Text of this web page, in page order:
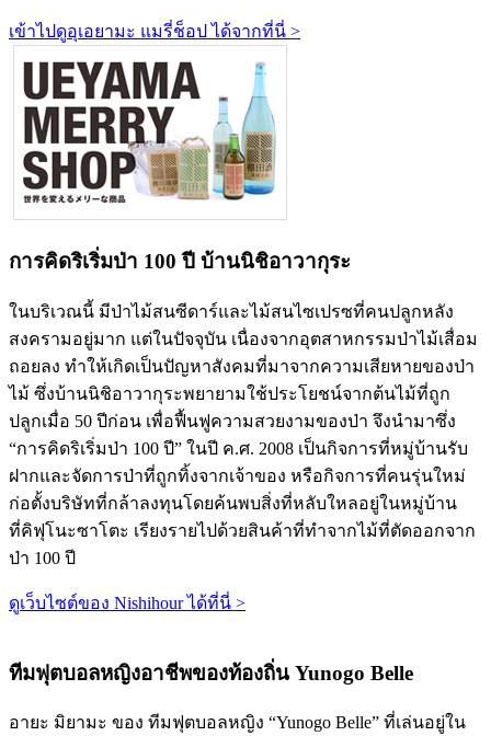
เข้าไปดูอุเอยามะ แมรี่ช็อป ได้จากที่นี่ >
การคิดริเริ่มป่า 100 ปี บ้านนิชิอาวากุระ
ในบริเวณนี้ มีป่าไม้สนซีดาร์และไม้สนไซเปรซที่คนปลูกหลัง
สงครามอยู่มาก แต่ในปัจจุบัน เนื่องจากอุตสาหกรรมป่าไม้เสื่อม
ถอยลง ทำให้เกิดเป็นปัญหาสังคมที่มาจากความเสียหายของป่า
ไม้ ซึ่งบ้านนิชิอาวากุระพยายามใช้ประโยชน์จากต้นไม้ที่ถูก
ปลูกเมื่อ 50 ปีก่อน เพื่อฟื้นฟูความสวยงามของป่า จึงนำมาซึ่ง
“การคิดริเริ่มป่า 100 ปี” ในปี ค.ศ. 2008 เป็นกิจการที่หมู่บ้านรับ
ฝากและจัดการป่าที่ถูกทิ้งจากเจ้าของ หรือกิจการที่คนรุ่นใหม่
ก่อตั้งบริษัทที่กล้าลงทุนโดยค้นพบสิ่งที่หลับใหลอยู่ในหมู่บ้าน
ที่คิฟุโนะซาโตะ เรียงรายไปด้วยสินค้าที่ทำจากไม้ที่ตัดออกจาก
ป่า 100 ปี
ดูเว็บไซต์ของ Nishihour ได้ที่นี่ >
ทีมฟุตบอลหญิงอาชีพของท้องถิ่น Yunogo Belle
อายะ มิยามะ ของ ทีมฟุตบอลหญิง “Yunogo Belle” ที่เล่นอยู่ใน